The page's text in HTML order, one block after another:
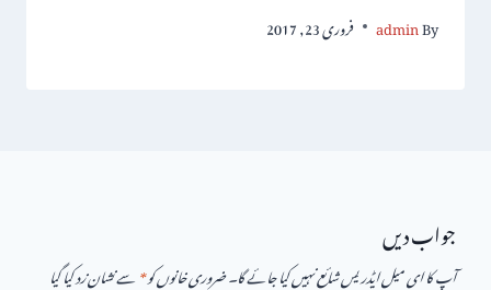
By
admin فروری 23, 2017
جواب دیں
آپ کا ای میل ایڈریس شائع نہیں کیا جائے گا۔ضروری خانوں کو*سے نشان زد کیا گیا